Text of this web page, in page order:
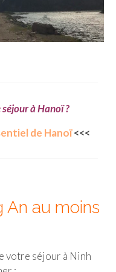
à Hanoï ?
de Hanoï<<<
An au moins
votre séjour à Ninh